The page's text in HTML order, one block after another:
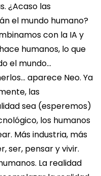
¿Acaso las
el mundo humano?
con la IA y
humanos, lo que
el mundo...
aparece Neo. Ya
las
sea (esperemos)
los humanos
Más industria, más
ser, pensar y vivir.
La realidad